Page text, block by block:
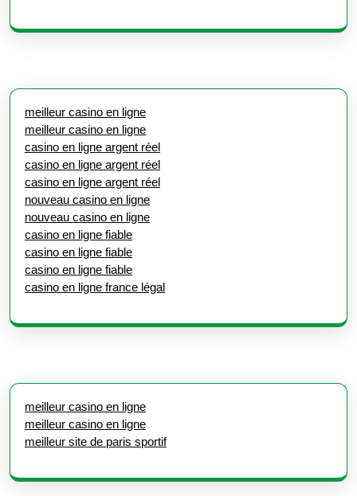
meilleur casino en ligne
meilleur casino en ligne
casino en ligne argent réel
casino en ligne argent réel
casino en ligne argent réel
nouveau casino en ligne
nouveau casino en ligne
casino en ligne fiable
casino en ligne fiable
casino en ligne fiable
casino en ligne france légal
meilleur casino en ligne
meilleur casino en ligne
meilleur site de paris sportif